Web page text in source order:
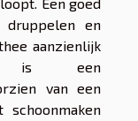
druppelen en
aanzienlijk
is een
van een